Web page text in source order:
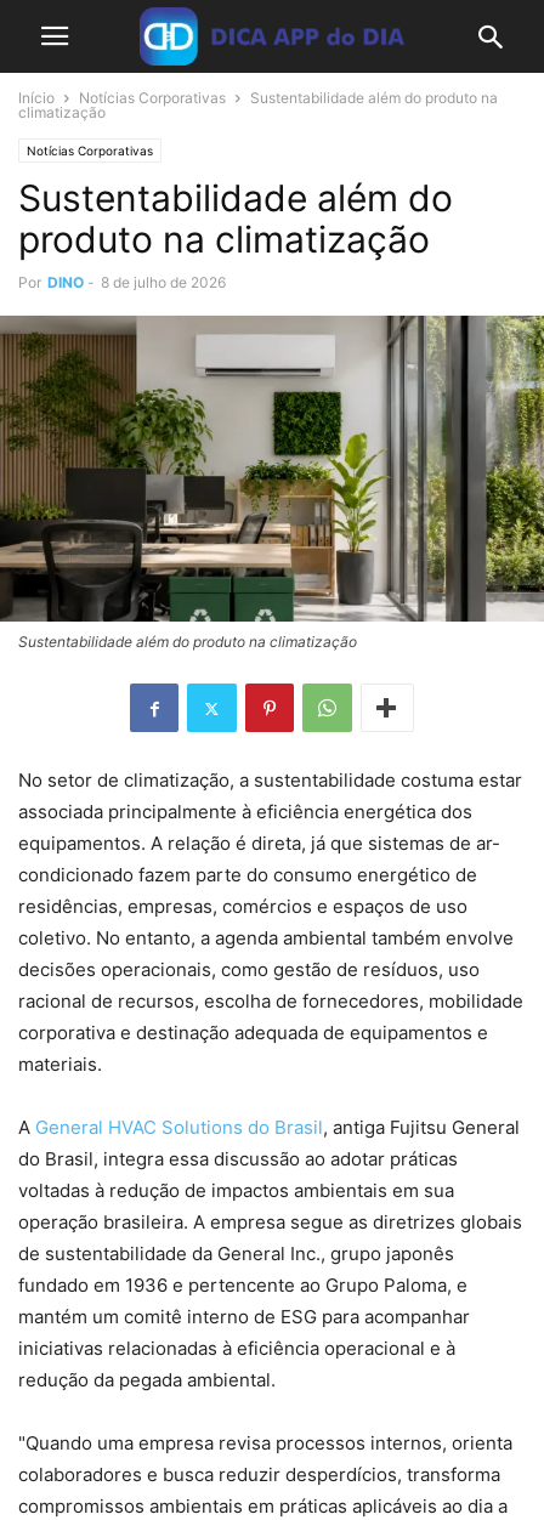
Início Notícias Corporativas
Sustentabilidade além do produto na
climatização
Notícias Corporativas
Sustentabilidade além do
produto na climatização
Por DINO - 8 de julho de 2026
Sustentabilidade além do produto na climatização
No setor de climatização, a sustentabilidade costuma estar
associada principalmente à eficiência energética dos
equipamentos. A relação é direta, já que sistemas de ar-
condicionado fazem parte do consumo energético de
residências, empresas, comércios e espaços de uso
coletivo. No entanto, a agenda ambiental também envolve
decisões operacionais, como gestão de resíduos, uso
racional de recursos, escolha de fornecedores, mobilidade
corporativa e destinação adequada de equipamentos e
materiais.
A General HVAC Solutions do Brasil, antiga Fujitsu General
do Brasil, integra essa discussão ao adotar práticas
voltadas à redução de impactos ambientais em sua
operação brasileira. A empresa segue as diretrizes globais
de sustentabilidade da General Inc., grupo japonês
fundado em 1936 e pertencente ao Grupo Paloma, e
mantém um comitê interno de ESG para acompanhar
iniciativas relacionadas à eficiência operacional e à
redução da pegada ambiental.
"Quando uma empresa revisa processos internos, orienta
colaboradores e busca reduzir desperdícios, transforma
compromissos ambientais em práticas aplicáveis ao dia a